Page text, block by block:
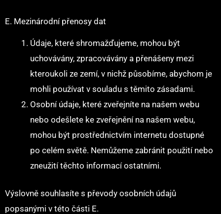
E. Mezinárodní přenosy dat
Údaje, které shromažďujeme, mohou být
uchovávány, zpracovávány a přenášeny mezi
kteroukoli ze zemí, v nichž působíme, abychom je
mohli používat v souladu s těmito zásadami.
Osobní údaje, které zveřejníte na našem webu
nebo odešlete ke zveřejnění na našem webu,
mohou být prostřednictvím internetu dostupné
po celém světě. Nemůžeme zabránit použití nebo
zneužití těchto informací ostatními.
Výslovně souhlasíte s převody osobních údajů
popsanými v této části E.